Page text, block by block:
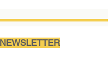
NEWSLETTER